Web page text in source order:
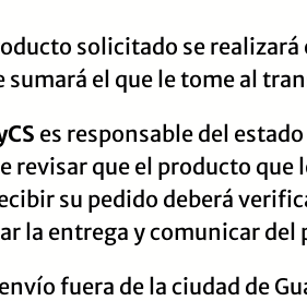
solicitado se
sumará el que le tome al
es responsable del
revisar que el producto
su pedido deberá
la entrega y comunicar del
fuera de la ciudad de